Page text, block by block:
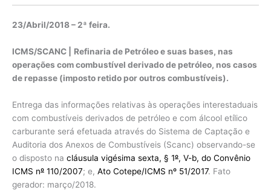
23/Abril/2018 – 2ª feira.
ICMS/SCANC |
Refinaria de Petróleo e suas bases, nas
operações com combustível derivado de petróleo, nos casos
de repasse (imposto retido por outros combustíveis).
Entrega das informações relativas às operações interestaduais
com combustíveis derivados de petróleo e com álcool etílico
carburante será efetuada através do Sistema de Captação e
Auditoria dos Anexos de Combustíveis (Scanc) observando-se
o disposto na cláusula vigésima sexta, § 1º, V-b, do Convênio
ICMS nº 110/2007; e, Ato Cotepe/ICMS nº 51/2017. Fato
gerador: março/2018.